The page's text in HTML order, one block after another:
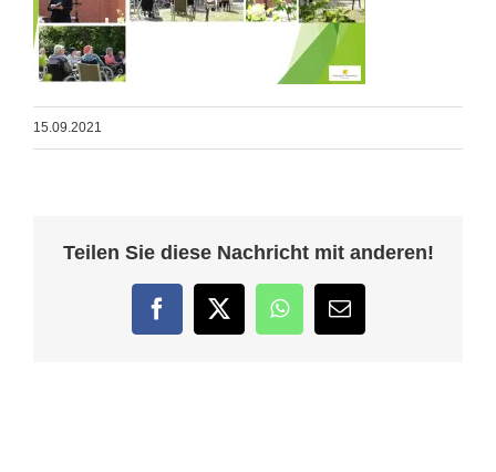
15.09.2021
Teilen Sie diese Nachricht mit anderen!
FacebookTwitterWhatsApp
E-
Mail